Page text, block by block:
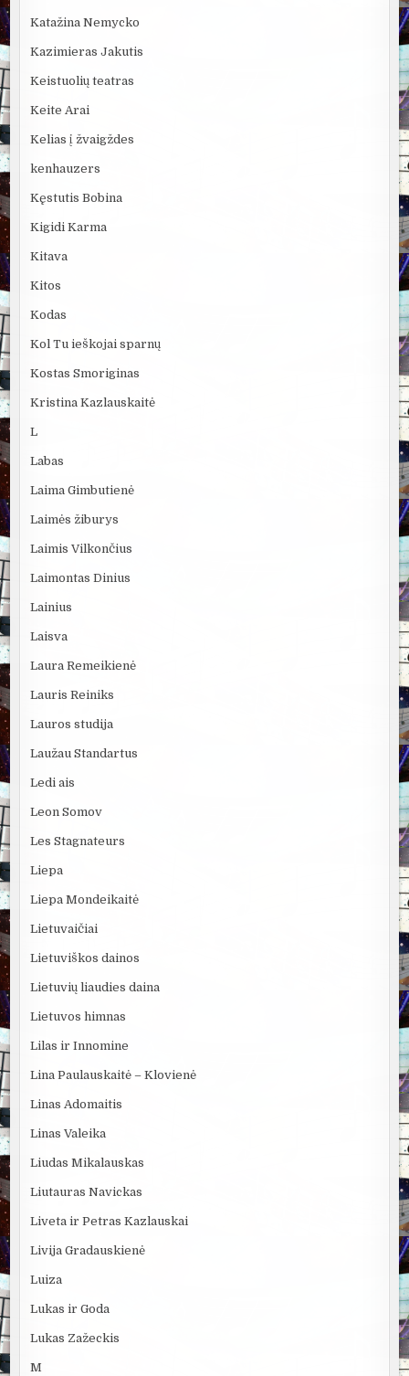
Katažina Nemycko
Kazimieras Jakutis
Keistuolių teatras
Keite Arai
Kelias į žvaigždes
kenhauzers
Kęstutis Bobina
Kigidi Karma
Kitava
Kitos
Kodas
Kol Tu ieškojai sparnų
Kostas Smoriginas
Kristina Kazlauskaitė
L
Labas
Laima Gimbutienė
Laimės žiburys
Laimis Vilkončius
Laimontas Dinius
Lainius
Laisva
Laura Remeikienė
Lauris Reiniks
Lauros studija
Laužau Standartus
Ledi ais
Leon Somov
Les Stagnateurs
Liepa
Liepa Mondeikaitė
Lietuvaičiai
Lietuviškos dainos
Lietuvių liaudies daina
Lietuvos himnas
Lilas ir Innomine
Lina Paulauskaitė – Klovienė
Linas Adomaitis
Linas Valeika
Liudas Mikalauskas
Liutauras Navickas
Liveta ir Petras Kazlauskai
Livija Gradauskienė
Luiza
Lukas ir Goda
Lukas Zažeckis
M